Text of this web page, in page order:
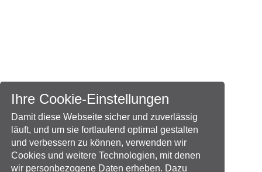
Ihre Cookie-Einstellungen
Damit diese Webseite sicher und zuverlässig
läuft, und um sie fortlaufend optimal gestalten
und verbessern zu können, verwenden wir
Cookies und weitere Technologien, mit denen
wir personbezogene Daten erheben. Dazu